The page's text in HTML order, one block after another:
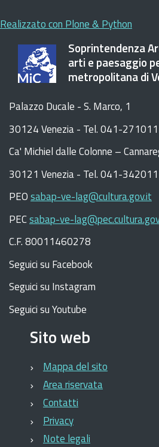
Realizzato con Plone & Python
Soprintendenza
arti e paesaggio
metropolitana di
Palazzo Ducale - S. Marco, 1
30124 Venezia - Tel. 041-
Ca' Michiel dalle Colonne –
30121 Venezia - Tel. 041-
PEOsabap-ve-lag@cultura.gov.it
PECsabap-ve-
C.F. 80011460278
Seguici su Facebook
Seguici su Instagram
Seguici su Youtube
Sito web
Mappa del sito
Area riservata
Contatti
Privacy
Note legali